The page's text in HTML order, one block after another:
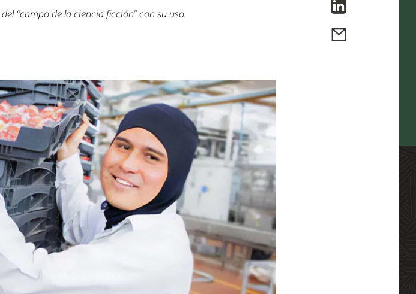
“campo de la ciencia ficción” con su uso